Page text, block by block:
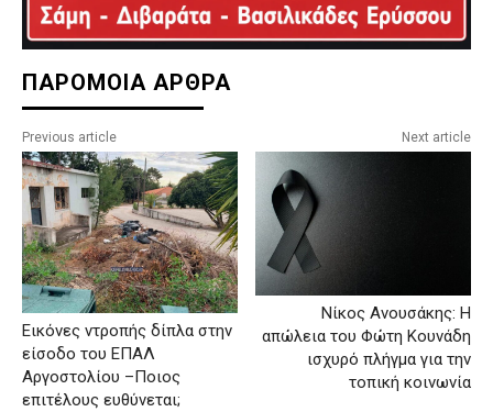
ΠΑΡΟΜΟΙΑ ΑΡΘΡΑ
Previous article
Εικόνες ντροπής δίπλα στην
είσοδο του ΕΠΑΛ
Αργοστολίου –Ποιος
επιτέλους ευθύνεται;
Next article
Νίκος Ανουσάκης: Η
απώλεια του Φώτη Κουνάδη
ισχυρό πλήγμα για την
τοπική κοινωνία